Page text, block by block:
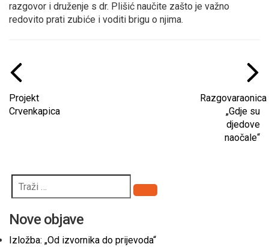
razgovor i druženje s dr. Plišić naučite zašto je važno
redovito prati zubiće i voditi brigu o njima.
Projekt
Crvenkapica
Razgovaraonica
„Gdje su
djedove
naočale“
Pretraži
Nove objave
Izložba: „Od izvornika do prijevoda“